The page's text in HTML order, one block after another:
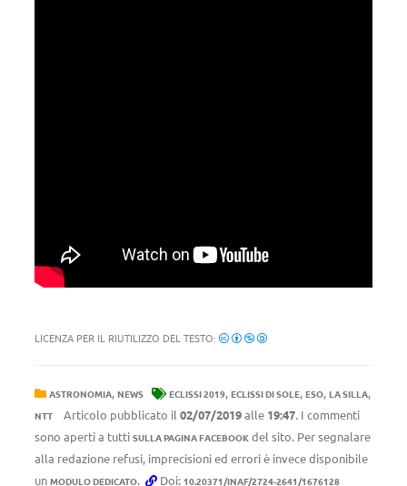
LICENZA PER IL RIUTILIZZO DEL TESTO:
ASTRONOMIA, NEWS ECLISSI 2019, ECLISSI DI SOLE, ESO, LA SILLA,
NTT Articolo pubblicato il 02/07/2019alle 19:47. I commenti
sono aperti a tutti SULLA PAGINA FACEBOOK del sito. Per segnalare
alla redazione refusi, imprecisioni ed errori è invece disponibile
un MODULO DEDICATO. Doi: 10.20371/INAF/2724-2641/1676128